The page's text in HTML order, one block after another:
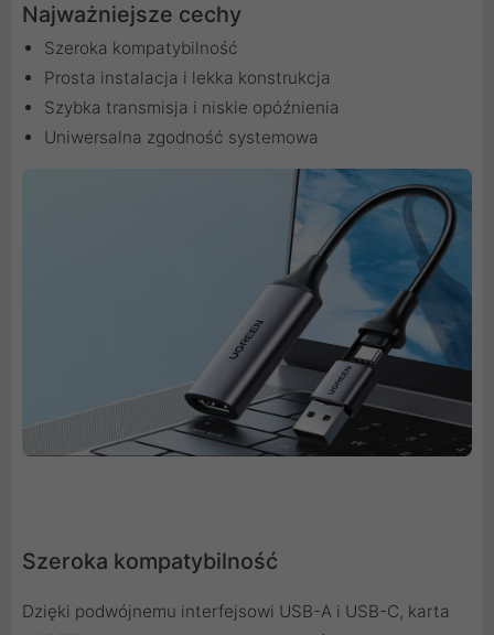
Najważniejsze cechy
Szeroka kompatybilność
Prosta instalacja i lekka konstrukcja
Szybka transmisja i niskie opóźnienia
Uniwersalna zgodność systemowa
Szeroka kompatybilność
Dzięki podwójnemu interfejsowi USB-A i USB-C, karta